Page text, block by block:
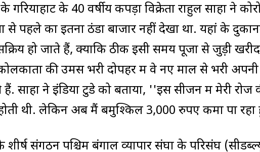
के 40 वर्षीय कपड़ा विक्रेता राहुल साहा ने
से पहले का इतना ठंडा बाजार नहीं देखा था. यहां के
हो जाते हैं, क्योंकि ठीक इसी समय पूजा से जुड़ी
की उमस भरी दोपहर में वे नए माल से भरी
साहा ने इंडिया टुडे को बताया, ''इस सीजन में मेरी रोज
थी. लेकिन अब मैं बमुश्किल 3,000 रुपए कमा पा
शीर्ष संगठन पश्चिम बंगाल व्यापार संघों के परिसंघ